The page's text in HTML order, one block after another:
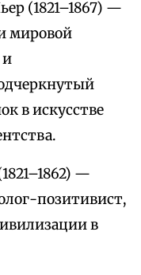
(1821–1867) —
мировой
и
в искусстве
—
позитивист,
в